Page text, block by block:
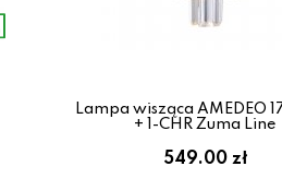
Lampa wisząca AMEDEO
+ 1-CHR Zuma Line
549.00 zł